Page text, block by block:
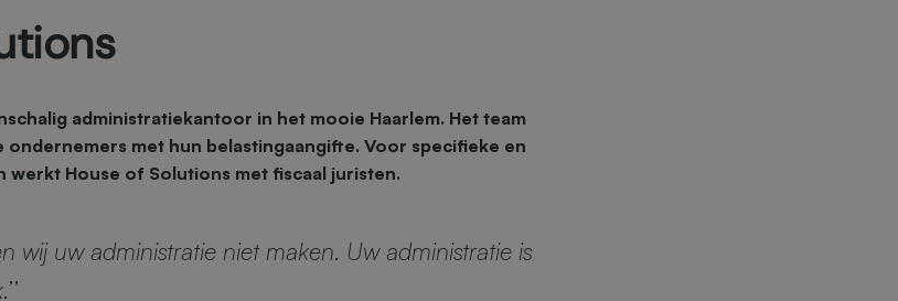
administratiekantoor in het mooie Haarlem. Het team
met hun belastingaangifte. Voor specifieke en
werkt House of Solutions met fiscaal juristen.
wij uw administratie niet maken. Uw administratie is